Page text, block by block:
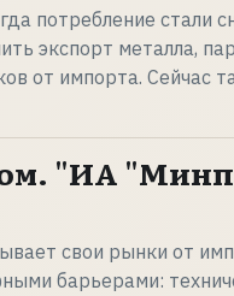
потребление стали
экспорт металла,
от импорта. Сейчас
"ИА
свои рынки от
барьерами: